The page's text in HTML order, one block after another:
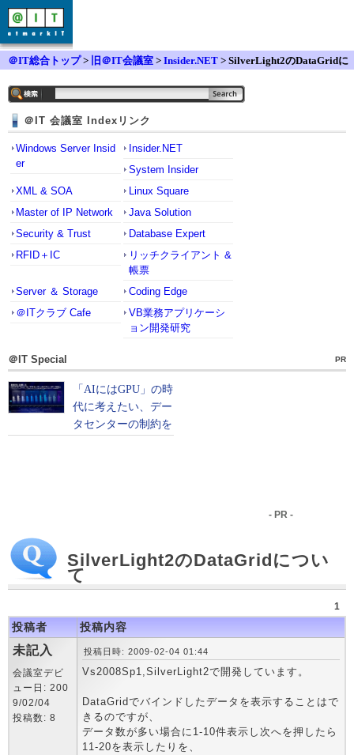
＠IT総合トップ> 旧＠IT会議室 > Insider.NET > SilverLight2のDataGridに
＠IT 会議室 Indexリンク
Windows Server Insid
er
Insider.NET
System Insider
XML & SOA
Linux Square
Master of IP Network
Java Solution
Security & Trust
Database Expert
RFID＋IC
リッチクライアント &
帳票
Server ＆ Storage
Coding Edge
＠ITクラブ Cafe
VB業務アプリケーシ
ョン開発研究
＠IT Special PR
- PR -
SilverLight2のDataGridについ
て
1
投稿者 投稿内容
未記入
会議室デビ
ュー日: 200
9/02/04
投稿数: 8
投稿日時: 2009-02-04 01:44
Vs2008Sp1,SilverLight2で開発しています。
DataGridでバインドしたデータを表示することはで
きるのですが、
データ数が多い場合に1-10件表示し次へを押したら
11-20を表示したりを、